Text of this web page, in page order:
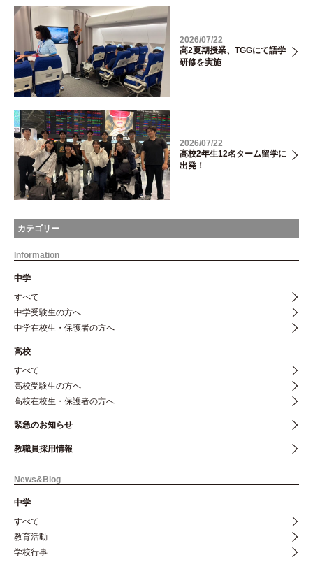
2026/07/22
高2夏期授業、TGGにて語学
研修を実施
2026/07/22
高校2年生12名ターム留学に
出発！
カテゴリー
Information
中学
すべて
中学受験生の方へ
中学在校生・保護者の方へ
高校
すべて
高校受験生の方へ
高校在校生・保護者の方へ
緊急のお知らせ
教職員採用情報
News&Blog
中学
すべて
教育活動
学校行事